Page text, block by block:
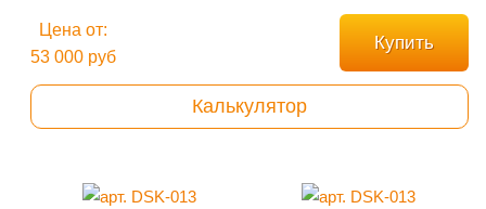
Цена от:
53 000 руб
Купить
Калькулятор